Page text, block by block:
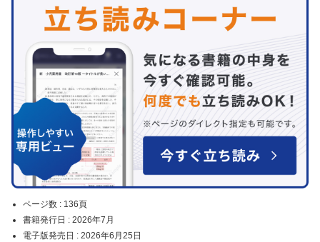
ページ数 : 136頁
書籍発行日 : 2026年7月
電子版発売日 : 2026年6月25日